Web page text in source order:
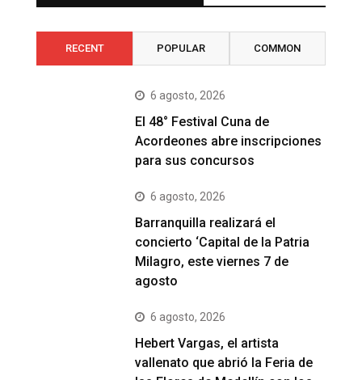
RECENT POPULAR COMMON
6 agosto, 2026
El 48° Festival Cuna de
Acordeones abre inscripciones
para sus concursos
6 agosto, 2026
Barranquilla realizará el
concierto ‘Capital de la Patria
Milagro, este viernes 7 de
agosto
6 agosto, 2026
Hebert Vargas, el artista
vallenato que abrió la Feria de